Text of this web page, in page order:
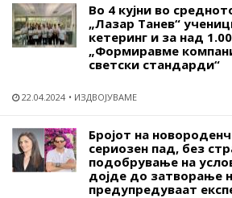
Во 4 кујни во
„Лазар Танев“
кетеринг и за над
„Формиравме
светски стандарди“
22.04.2024 ИЗДВОЈУВАМЕ
Бројот на
сериозен пад, без
подобрување на
дојде до затворање
предупредуваат